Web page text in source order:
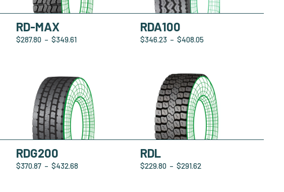
RD-MAX
$287.80 – $349.61
RDA100
$346.23 – $408.05
RDG200
$370.87 – $432.68
RDL
$229.80 – $291.62